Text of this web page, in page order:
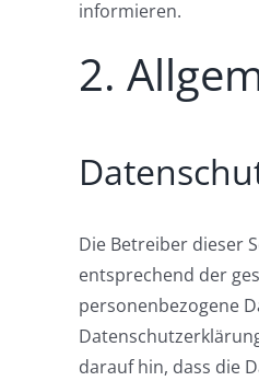
informieren.
2.
Die Betreiber dieser
entsprechend der
personenbezogene
darauf hin, dass die